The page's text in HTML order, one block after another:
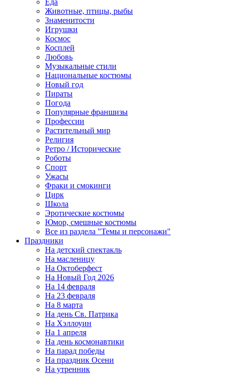
Еда
Животные, птицы, рыбы
Знаменитости
Игрушки
Космос
Косплей
Любовь
Музыкальные стили
Национальные костюмы
Новый год
Пираты
Погода
Популярные франшизы
Профессии
Растительный мир
Религия
Ретро / Исторические
Роботы
Спорт
Ужасы
Фраки и смокинги
Цирк
Школа
Эротические костюмы
Юмор, смешные костюмы
Все из раздела "Темы и персонажи"
Праздники
На детский спектакль
На масленицу
На Октоберфест
На Новый Год 2026
На 14 февраля
На 23 февраля
На 8 марта
На день Св. Патрика
На Хэллоуин
На 1 апреля
На день космонавтики
На парад победы
На праздник Осени
На утренник